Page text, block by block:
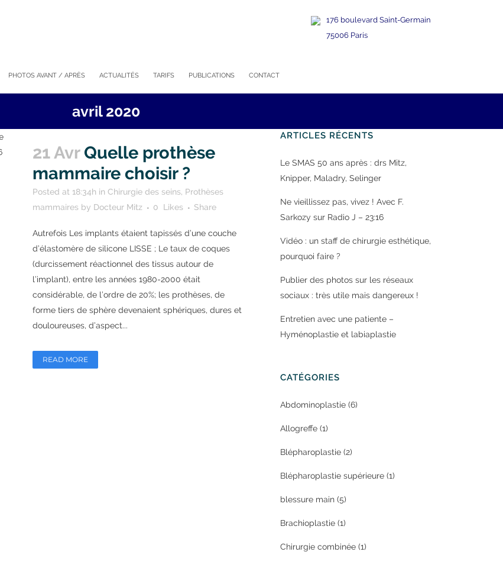
176 boulevard Saint-Germain
75006 Paris
PHOTOS AVANT / APRÈS ACTUALITÉS TARIFS PUBLICATIONS CONTACT
avril 2020
21 Avr Quelle prothèse
mammaire choisir ?
Posted at 18:34h in Chirurgie des seins, Prothèses
mammaires by Docteur Mitz 0 Likes Share
Autrefois Les implants étaient tapissés d’une couche
d’élastomère de silicone LISSE ; Le taux de coques
(durcissement réactionnel des tissus autour de
l’implant), entre les années 1980-2000 était
considérable, de l’ordre de 20%; les prothèses, de
forme tiers de sphère devenaient sphériques, dures et
douloureuses, d’aspect...
READ MORE
ARTICLES RÉCENTS
Le SMAS 50 ans après : drs Mitz,
Knipper, Maladry, Selinger
Ne vieillissez pas, vivez ! Avec F.
Sarkozy sur Radio J – 23:16
Vidéo : un staff de chirurgie esthétique,
pourquoi faire ?
Publier des photos sur les réseaux
sociaux : très utile mais dangereux !
Entretien avec une patiente –
Hyménoplastie et labiaplastie
CATÉGORIES
Abdominoplastie (6)
Allogreffe (1)
Blépharoplastie (2)
Blépharoplastie supérieure (1)
blessure main (5)
Brachioplastie (1)
Chirurgie combinée (1)